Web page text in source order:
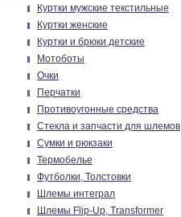
Куртки мужские текстильные
Куртки женские
Куртки и брюки детские
Мотоботы
Очки
Перчатки
Противоугонные средства
Стекла и запчасти для шлемов
Сумки и рюкзаки
Термобелье
Футболки, Толстовки
Шлемы интеграл
Шлемы Flip-Up, Transformer